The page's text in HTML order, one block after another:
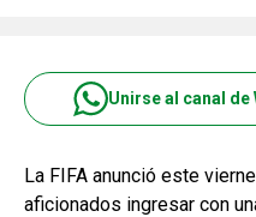
Unirse al canal de
La FIFA anunció este
aficionados ingresar con